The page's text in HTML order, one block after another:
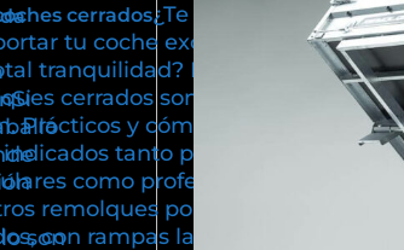
Si
son
cerrados¿Te gustaría
tu coche exclusivo
tranquilidad? Los
cerrados son tu mejor
Prácticos y cómodos,
tanto para usos
como profesionales.
remolques portacoches
con rampas largas y